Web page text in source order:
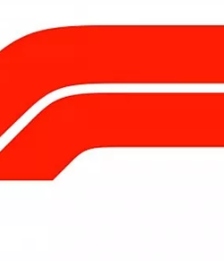
FÓRMULA E